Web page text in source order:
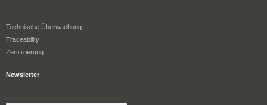
Technische Überwachung
Traceability
Zertifizierung
Newsletter